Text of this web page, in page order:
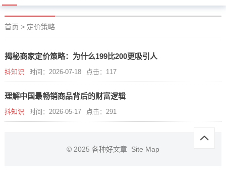
首页 > 定价策略
揭秘商家定价策略：为什么199比200更吸引人
抖知识 时间：2026-07-18 点击：117
理解中国最畅销商品背后的财富逻辑
抖知识 时间：2026-05-17 点击：291
© 2025 各种好文章 Site Map